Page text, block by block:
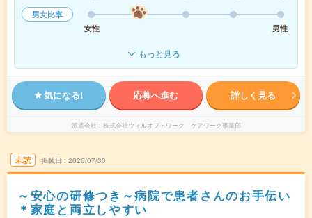
男女比率
女性
男性
もっと見る
気になる! 応募へ進む 詳しく見る
派遣会社 株式会社ウィルオブ・ワーク ケアワーク事業部
未読 掲載日 2026/07/30
～安心の研修つき～病院で患者さんのお手伝い
＊家庭と両立しやすい